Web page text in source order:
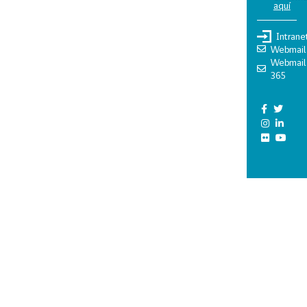
aquí
Webmail
Webmail
365